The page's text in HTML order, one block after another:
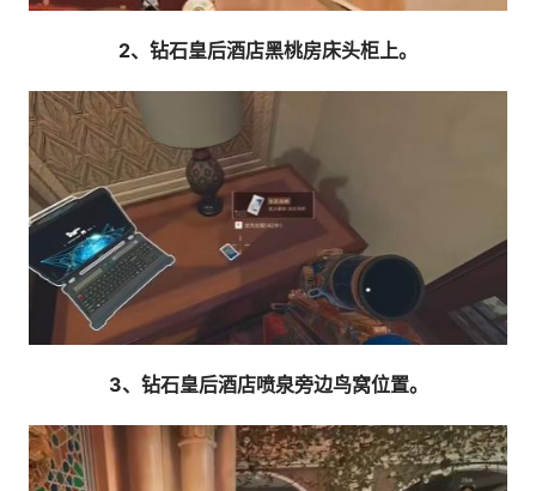
2、钻石皇后酒店黑桃房床头柜上。
3、钻石皇后酒店喷泉旁边鸟窝位置。